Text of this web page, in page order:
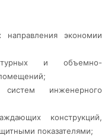
экономии
и объемно-
инженерного
конструкций,
показателями;